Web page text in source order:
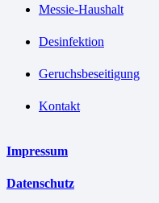
Messie-Haushalt
Desinfektion
Geruchsbeseitigung
Kontakt
Impressum
Datenschutz